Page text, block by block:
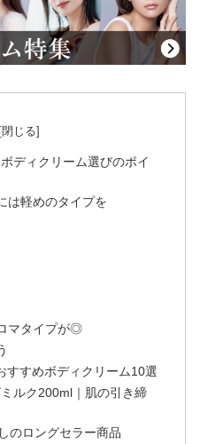
ディクリーム選びのポイ
は軽めのタイプを
マタイプが◎
すすめボディクリーム10選
ルク200ml｜肌の引き締
のロングセラー商品